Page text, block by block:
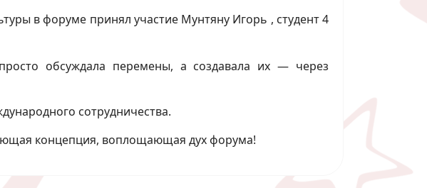
в форуме принял участие Мунтяну Игорь , студент 4
обсуждала перемены, а создавала их — через
сотрудничества.
концепция, воплощающая дух форума!